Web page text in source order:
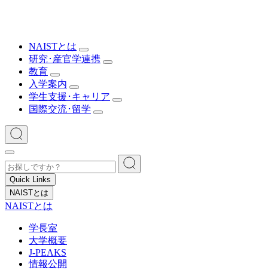
NAISTとは
研究･産官学連携
教育
入学案内
学生支援･キャリア
国際交流･留学
Quick Links
NAISTとは
NAISTとは
学長室
大学概要
J-PEAKS
情報公開